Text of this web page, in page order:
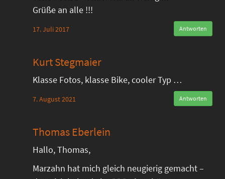
Grüße an alle !!!
17. Juli 2017 Antworten
Kurt Stegmaier
Klasse Fotos, klasse Bike, cooler Typ …
7. August 2021 Antworten
Thomas Eberlein
Hallo, Thomas,
Marzahn hat mich gleich neugierig gemacht –